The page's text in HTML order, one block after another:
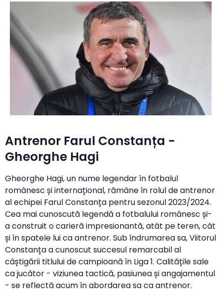
Antrenor Farul Constanța -
Gheorghe Hagi
Gheorghe Hagi, un nume legendar în fotbalul
românesc și internațional, rămâne în rolul de antrenor
al echipei Farul Constanța pentru sezonul 2023/2024.
Cea mai cunoscută legendă a fotbalului românesc și-
a construit o carieră impresionantă, atât pe teren, cât
și în spatele lui ca antrenor. Sub îndrumarea sa, Viitorul
Constanța a cunoscut succesul remarcabil al
câștigării titlului de campioană în Liga 1. Calitățile sale
ca jucător - viziunea tactică, pasiunea și angajamentul
- se reflectă acum în abordarea sa ca antrenor.